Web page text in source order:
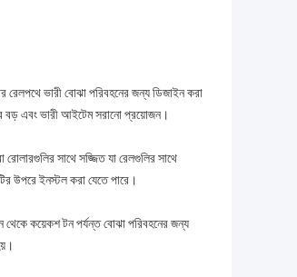
রেলপথে ভারী বোঝা পরিবহনের জন্য ডিজাইন করা
বড় এবং ভারী আইটেম সরানো প্রয়োজন।
রোলারগুলির সাথে সজ্জিত যা রেলগুলির সাথে
উপরে ইনস্টল করা যেতে পারে।
থেকে কয়েকশ টন পর্যন্ত বোঝা পরিবহনের জন্য